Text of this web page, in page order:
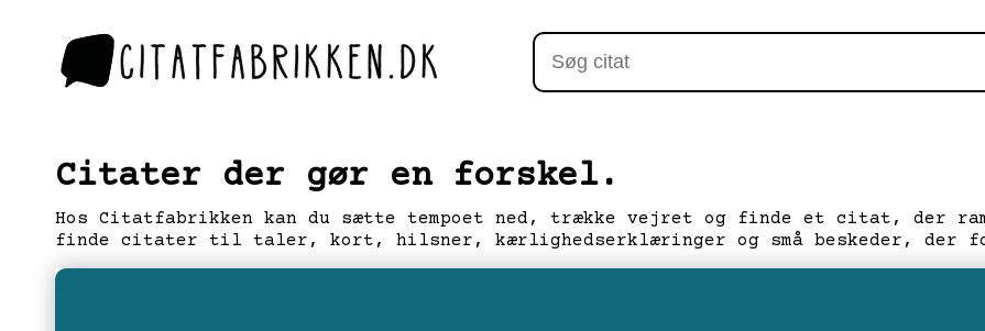
Citater der gør en forskel.
Hos Citatfabrikken kan du sætte tempoet ned, trække vejret og finde et citat, der
finde citater til taler, kort, hilsner, kærlighedserklæringer og små beskeder, der